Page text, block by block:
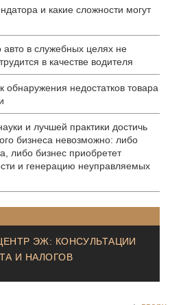
и какие сложности могут
авто в служебных целях не
в качестве водителя
обнаружения недостатков товара
и лучшей практики достичь
бизнеса невозможно: либо
либо бизнес приобретет
и генерацию неуправляемых
ЭЖ: КОНСУЛЬТАЦИИ
И НАЛОГОВ